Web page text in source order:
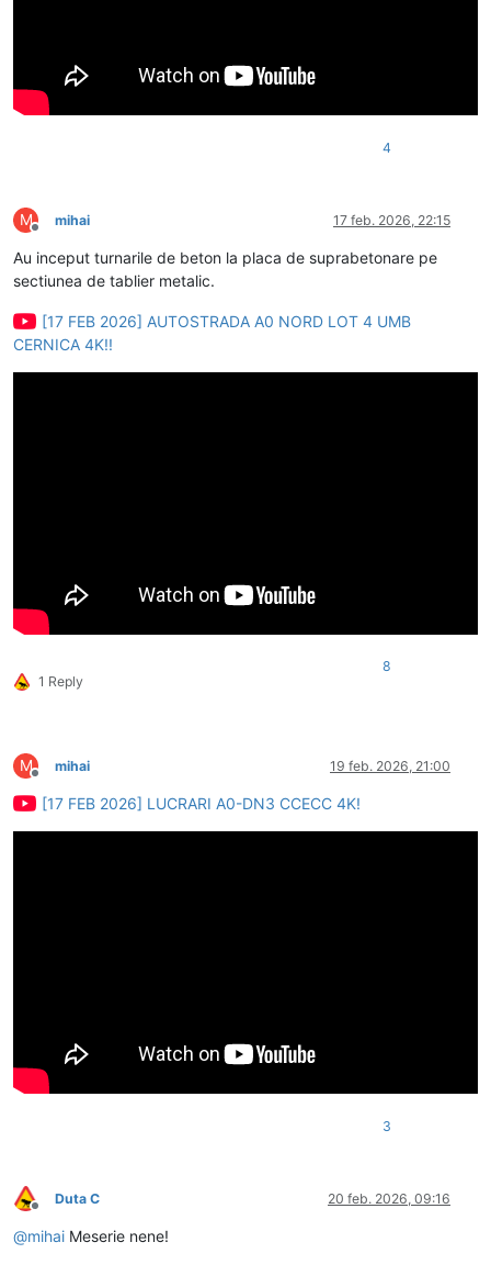
4
M
Deconectat
mihai 17 feb. 2026, 22:15
Au inceput turnarile de beton la placa de suprabetonare pe
sectiunea de tablier metalic.
[17 FEB 2026] AUTOSTRADA A0 NORD LOT 4 UMB
CERNICA 4K!!
1 Reply
8
M
Deconectat
mihai 19 feb. 2026, 21:00
[17 FEB 2026] LUCRARI A0-DN3 CCECC 4K!
3
Deconectat
Duta C 20 feb. 2026, 09:16
@mihai Meserie nene!